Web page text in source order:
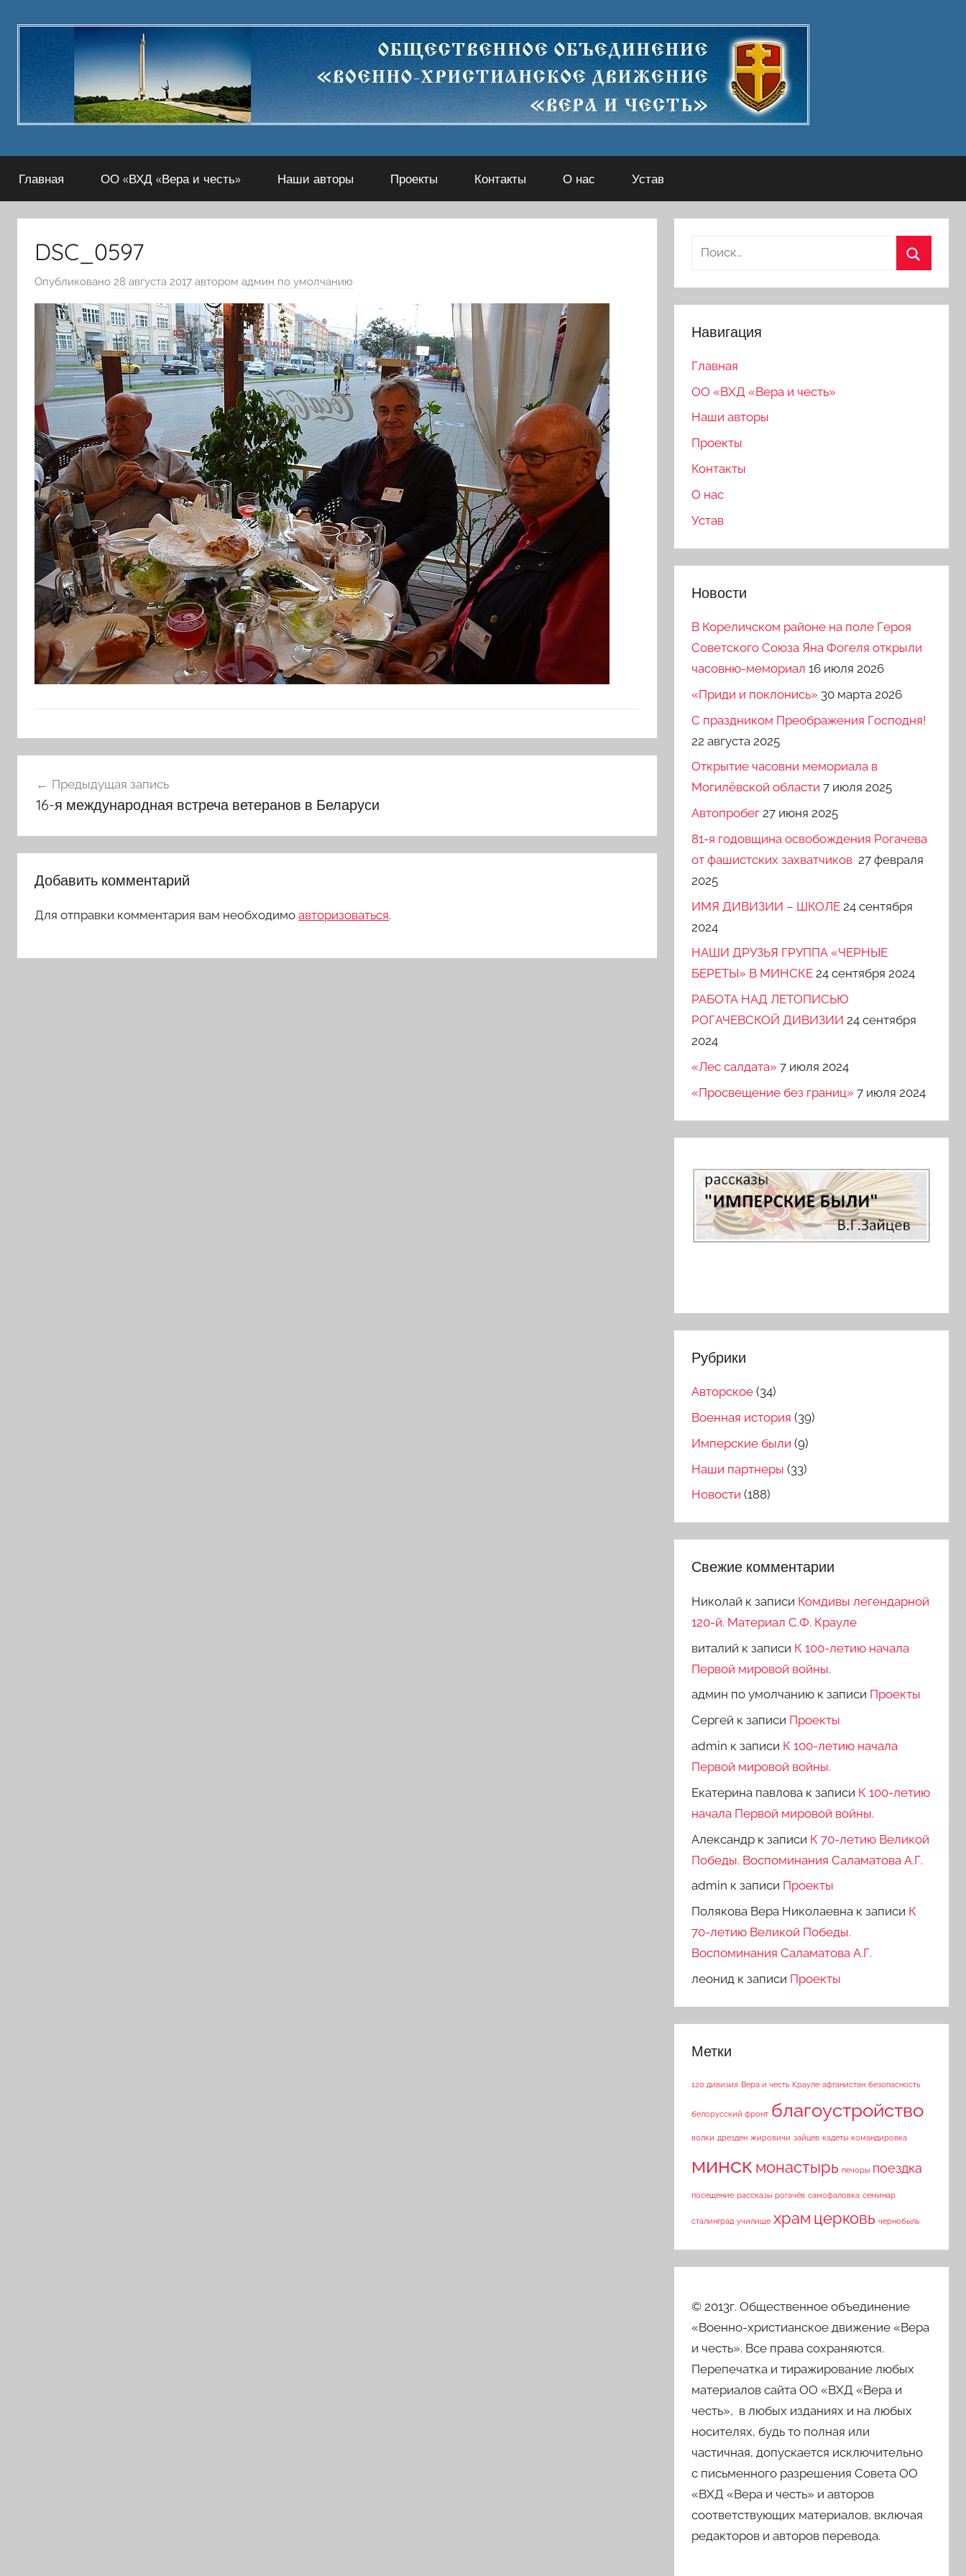
содержимому
Главная ОО «ВХД «Вера и честь» Наши авторы Проекты Контакты О нас Устав
DSC_0597
Опубликовано 28 августа 2017 автором админ по умолчанию
по
записям
Предыдущая запись
16-я международная встреча ветеранов в Беларуси
Добавить комментарий
Для отправки комментария вам необходимо авторизоваться.
Найти:
Навигация
Главная
ОО «ВХД «Вера и честь»
Наши авторы
Проекты
Контакты
О нас
Устав
Новости
В Кореличском районе на поле Героя
Советского Союза Яна Фогеля открыли
часовню-мемориал 16 июля 2026
«Приди и поклонись» 30 марта 2026
C праздником Преображения Господня!
22 августа 2025
Открытие часовни мемориала в
Могилёвской области 7 июля 2025
Автопробег 27 июня 2025
81-я годовщина освобождения Рогачева
от фашистских захватчиков 27 февраля
2025
ИМЯ ДИВИЗИИ – ШКОЛЕ 24 сентября
2024
НАШИ ДРУЗЬЯ ГРУППА «ЧЕРНЫЕ
БЕРЕТЫ» В МИНСКЕ 24 сентября 2024
РАБОТА НАД ЛЕТОПИСЬЮ
РОГАЧЕВСКОЙ ДИВИЗИИ 24 сентября
2024
«Лес салдата» 7 июля 2024
«Просвещение без границ» 7 июля 2024
Рубрики
Авторское (34)
Военная история (39)
Имперские были (9)
Наши партнеры (33)
Новости (188)
Свежие комментарии
Николай к записи Комдивы легендарной
120-й. Материал С.Ф. Крауле
виталий к записи К 100-летию начала
Первой мировой войны.
админ по умолчанию к записи Проекты
Сергей к записи Проекты
admin к записи К 100-летию начала
Первой мировой войны.
Екатерина павлова к записи К 100-летию
начала Первой мировой войны.
Александр к записи К 70-летию Великой
Победы. Воспоминания Саламатова А.Г.
admin к записи Проекты
Полякова Вера Николаевна к записи К
70-летию Великой Победы.
Воспоминания Саламатова А.Г.
леонид к записи Проекты
Метки
120 дивизия Вера и честь Крауле афганистан безопасность
белорусский фронт благоустройство
волки дрезден жировичи зайцев кадеты командировка
минск монастырь печоры поездка
посещение рассказы рогачёв самофаловка семинар
сталинград училище храм церковь чернобыль
© 2013г. Общественное объединение
«Военно-христианское движение «Вера
и честь». Все права сохраняются.
Перепечатка и тиражирование любых
материалов сайта ОО «ВХД «Вера и
честь», в любых изданиях и на любых
носителях, будь то полная или
частичная, допускается исключительно
с письменного разрешения Совета ОО
«ВХД «Вера и честь» и авторов
соответствующих материалов, включая
редакторов и авторов перевода.